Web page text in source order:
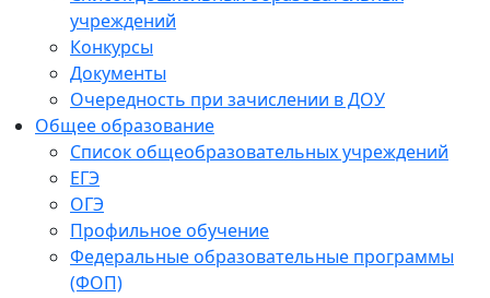
учреждений
Конкурсы
Документы
Очередность при зачислении в ДОУ
Общее образование
Список общеобразовательных учреждений
ЕГЭ
ОГЭ
Профильное обучение
Федеральные образовательные программы
(ФОП)